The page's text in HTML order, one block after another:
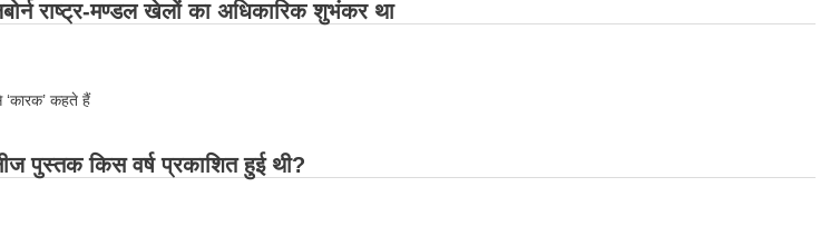
राष्ट्र-मण्डल खेलों का अधिकारिक शुभंकर था
‘कारक’ कहते हैं
पुस्तक किस वर्ष प्रकाशित हुई थी?